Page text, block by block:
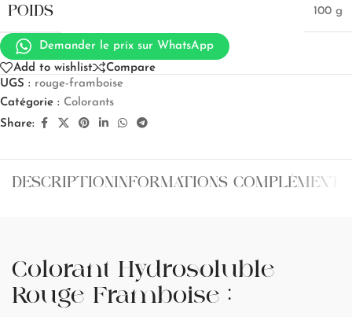
POIDS 100 g
Demander le prix sur WhatsApp
Add to wishlist
Compare
UGS : rouge-framboise
Catégorie : Colorants
Share:
DESCRIPTIONINFORMATIONS
Colorant Hydrosoluble
Rouge Framboise :